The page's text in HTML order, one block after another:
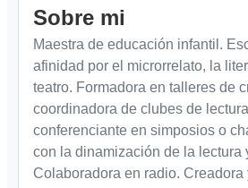
Sobre mi
Maestra de educación infantil.
afinidad por el microrrelato, la
teatro. Formadora en talleres de
coordinadora de clubes de
conferenciante en simposios o
con la dinamización de la lectura
Colaboradora en radio. Creadora